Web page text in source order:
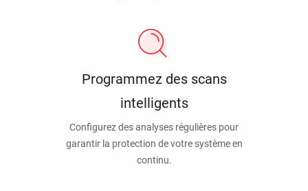
Programmez des scans
intelligents
Configurez des analyses régulières pour
garantir la protection de votre système en
continu.